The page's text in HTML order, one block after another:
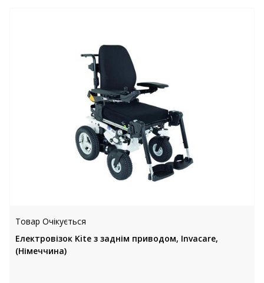
Товар Очікується
Електровізок Kite з заднім приводом, Invacare,
(Німеччина)